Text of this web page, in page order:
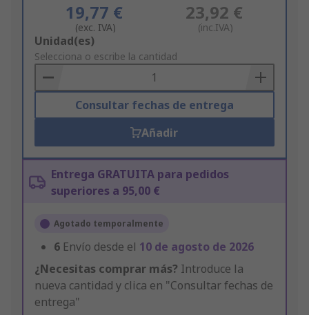
19,77 €
(exc. IVA)
23,92 €
(inc.IVA)
Add
to
Basket
Unidad(es)
Selecciona o escribe la cantidad
Consultar fechas de entrega
Añadir
Entrega GRATUITA para pedidos
superiores a 95,00 €
Agotado temporalmente
6 Envío desde el 10 de agosto de 2026
¿Necesitas comprar más? Introduce la
nueva cantidad y clica en "Consultar fechas de
entrega"